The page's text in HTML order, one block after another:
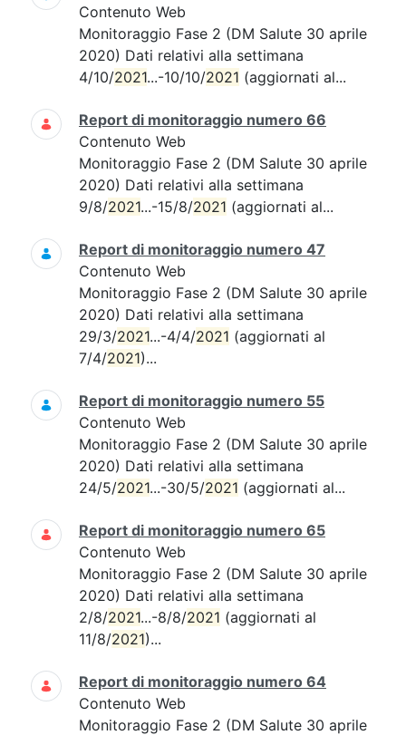
Contenuto Web
Monitoraggio Fase 2 (DM Salute 30 aprile
2020) Dati relativi alla settimana
4/10/2021...-10/10/2021 (aggiornati al...
Report di monitoraggio numero 66
Contenuto Web
Monitoraggio Fase 2 (DM Salute 30 aprile
2020) Dati relativi alla settimana
9/8/2021...-15/8/2021 (aggiornati al...
Report di monitoraggio numero 47
Contenuto Web
Monitoraggio Fase 2 (DM Salute 30 aprile
2020) Dati relativi alla settimana
29/3/2021...-4/4/2021 (aggiornati al
7/4/2021)...
Report di monitoraggio numero 55
Contenuto Web
Monitoraggio Fase 2 (DM Salute 30 aprile
2020) Dati relativi alla settimana
24/5/2021...-30/5/2021 (aggiornati al...
Report di monitoraggio numero 65
Contenuto Web
Monitoraggio Fase 2 (DM Salute 30 aprile
2020) Dati relativi alla settimana
2/8/2021...-8/8/2021 (aggiornati al
11/8/2021)...
Report di monitoraggio numero 64
Contenuto Web
Monitoraggio Fase 2 (DM Salute 30 aprile